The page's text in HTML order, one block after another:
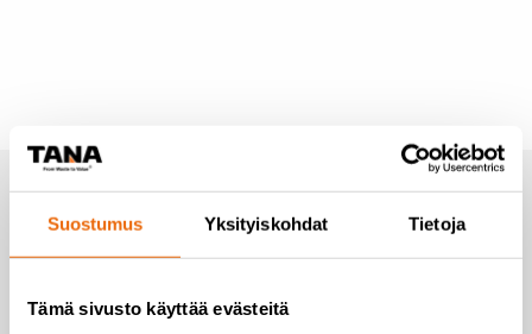
Suostumus Yksityiskohdat Tietoja
Tämä sivusto käyttää evästeitä
Tilaa uutiset Tanalta
Emme roskaa, edes postitse.